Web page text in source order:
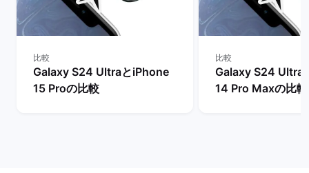
比較
Galaxy S24 UltraとiPhone
15 Proの比較
比較
Galaxy S24 Ultra
14 Pro Maxの比較